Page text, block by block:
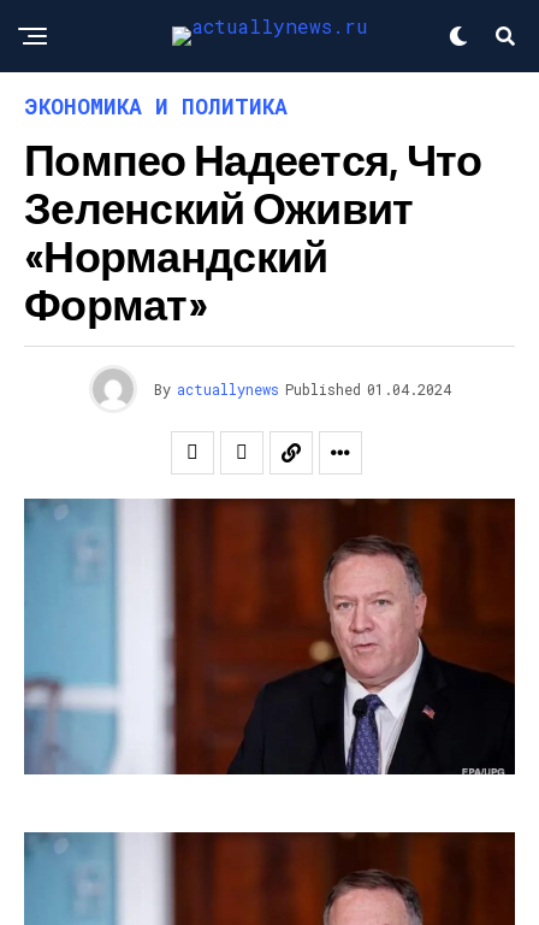
ЭКОНОМИКА И ПОЛИТИКА
Помпео Надеется, Что
Зеленский Оживит
«нормандский
Формат»
By actuallynews Published 01.04.2024